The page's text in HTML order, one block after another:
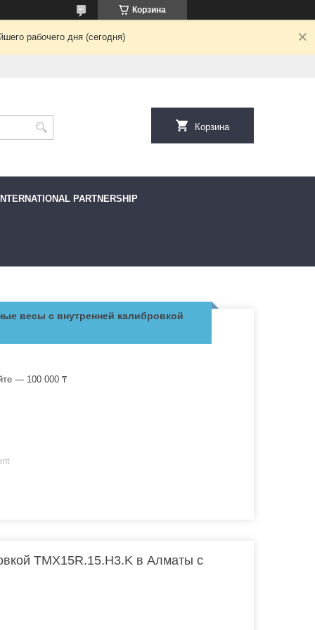
Корзина
рабочего дня (сегодня)
Корзина
PARTNERSHIP
весы с внутренней калибровкой
— 100 000 ₸
TMX15R.15.H3.K в Алматы с